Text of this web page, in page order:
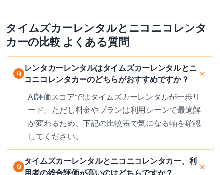
タイムズカーレンタルと ニコニコレンタ
カーの比較 よくある質問
レンタカーレンタルはタイムズカーレンタルとニ
コニコレンタカーのどちらがおすすめですか？
AI評価スコアではタイムズカーレンタルが一歩リ
ード。ただし料金やプランは利用シーンで最適解
が変わるため、下記の比較表で気になる軸を確認
してください。
タイムズカーレンタルとニコニコレンタカー、利
用者の総合評価が高いのはどちらですか？